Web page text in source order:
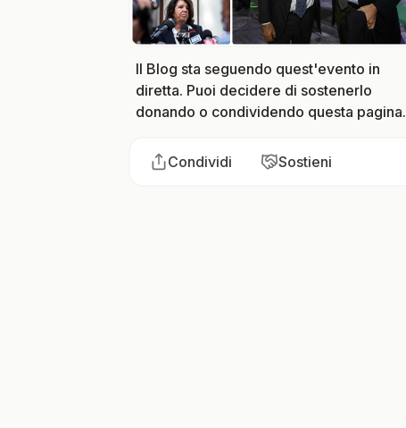
Il Blog sta seguendo quest'evento in
diretta. Puoi decidere di sostenerlo
donando o condividendo questa pagina.
Condividi Sostieni